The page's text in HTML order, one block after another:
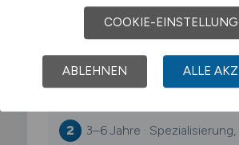
0–3 Jahre · Einarbeitung,
3–6 Jahre · Spezialisierung,
COOKIE-
ABLEHNEN ALLE